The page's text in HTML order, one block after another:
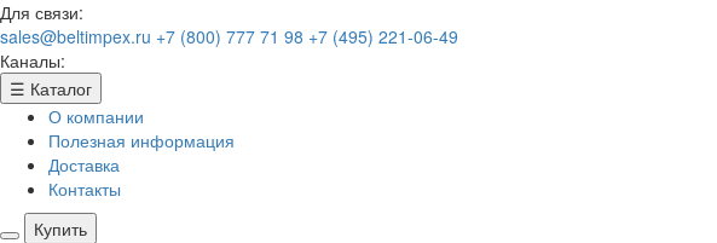
Для связи:
sales@beltimpex.ru +7 (800) 777 71 98 +7 (495) 221-06-49
Каналы:
☰ Каталог
О компании
Полезная информация
Доставка
Контакты
Купить